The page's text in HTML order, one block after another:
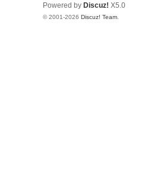
Powered by Discuz! X5.0
© 2001-2026 Discuz! Team